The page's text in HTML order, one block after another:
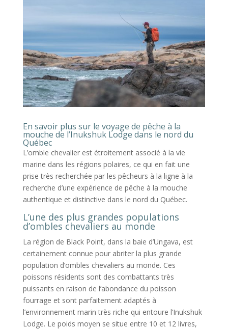
En savoir plus sur le voyage de pêche à la
mouche de l’Inukshuk Lodge dans le nord du
Québec
L’omble chevalier est étroitement associé à la vie
marine dans les régions polaires, ce qui en fait une
prise très recherchée par les pêcheurs à la ligne à la
recherche d’une expérience de pêche à la mouche
authentique et distinctive dans le nord du Québec.
L’une des plus grandes populations
d’ombles chevaliers au monde
La région de Black Point, dans la baie d’Ungava, est
certainement connue pour abriter la plus grande
population d’ombles chevaliers au monde. Ces
poissons résidents sont des combattants très
puissants en raison de l’abondance du poisson
fourrage et sont parfaitement adaptés à
l’environnement marin très riche qui entoure l’Inukshuk
Lodge. Le poids moyen se situe entre 10 et 12 livres,